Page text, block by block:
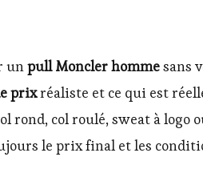
unpull Moncler hommesans
prixréaliste et ce qui est
rond, col roulé, sweat à
le prix final et les